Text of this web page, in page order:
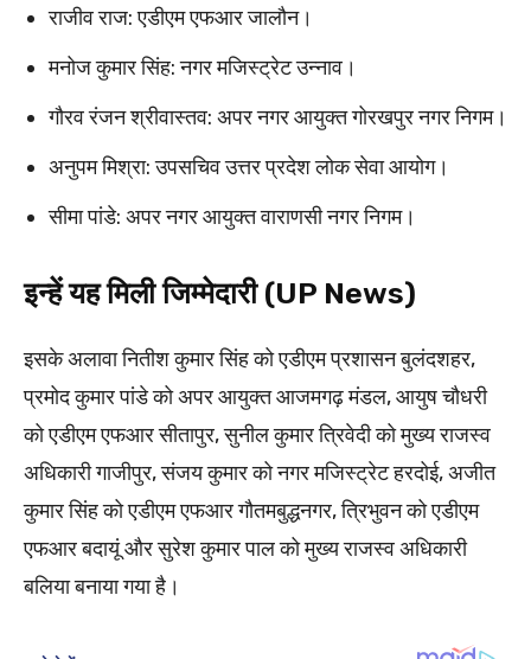
राजीव राज: एडीएम एफआर जालौन।
मनोज कुमार सिंह: नगर मजिस्ट्रेट उन्नाव।
गौरव रंजन श्रीवास्तव: अपर नगर आयुक्त गोरखपुर नगर निगम।
अनुपम मिश्रा: उपसचिव उत्तर प्रदेश लोक सेवा आयोग।
सीमा पांडे: अपर नगर आयुक्त वाराणसी नगर निगम।
इन्हें यह मिली जिम्मेदारी (UP News)
इसके अलावा नितीश कुमार सिंह को एडीएम प्रशासन बुलंदशहर,
प्रमोद कुमार पांडे को अपर आयुक्त आजमगढ़ मंडल, आयुष चौधरी
को एडीएम एफआर सीतापुर, सुनील कुमार त्रिवेदी को मुख्य राजस्व
अधिकारी गाजीपुर, संजय कुमार को नगर मजिस्ट्रेट हरदोई, अजीत
कुमार सिंह को एडीएम एफआर गौतमबुद्धनगर, त्रिभुवन को एडीएम
एफआर बदायूं और सुरेश कुमार पाल को मुख्य राजस्व अधिकारी
बलिया बनाया गया है।